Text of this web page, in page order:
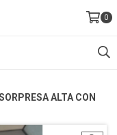
0
ALTA CON